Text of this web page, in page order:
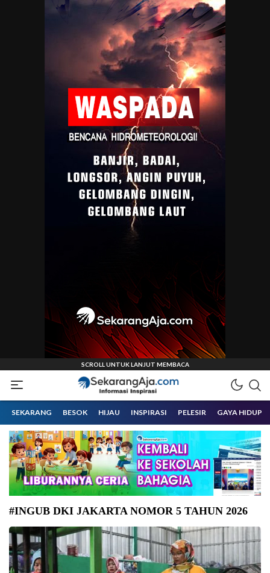
Sekarangaja
Informasi Inspirasi Malang Raya
SEKARANG BESOK HIJAU INSPIRASI PELESIR GAYA HIDUP
#INGUB DKI JAKARTA NOMOR 5 TAHUN 2026
Ilustrasi Bank Sampah Berkah Srikandi. (Foto: Nugroho Sejati-
beritajakarta.id)